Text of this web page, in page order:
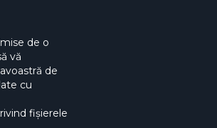
de o
vă
de
cu
fișierele